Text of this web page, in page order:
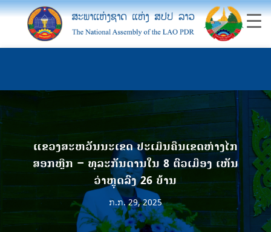
ແຂວງສະຫວັນນະເຂດ ປະເມີນຄືນເຂດຫ່າງໄກ
ສອກຫຼີກ – ທຸລະກັນດານໃນ 8 ຕົວເມືອງ ເຫັນ
ວ່າຫຼຸດລົງ 26 ບ້ານ
ກ.ກ. 29, 2025